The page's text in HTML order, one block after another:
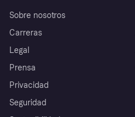
Sobre nosotros
Carreras
Legal
Prensa
Privacidad
Seguridad